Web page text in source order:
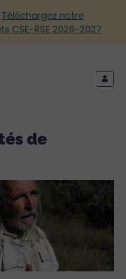
Téléchargez notre
CSE-RSE 2026-2027
de